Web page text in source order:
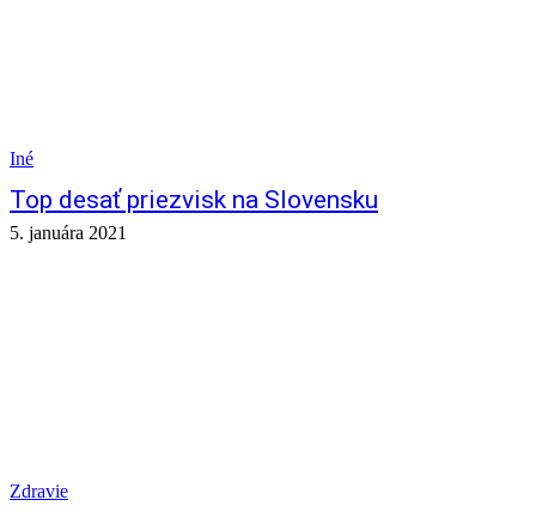
Iné
Top desať priezvisk na Slovensku
5. januára 2021
Zdravie